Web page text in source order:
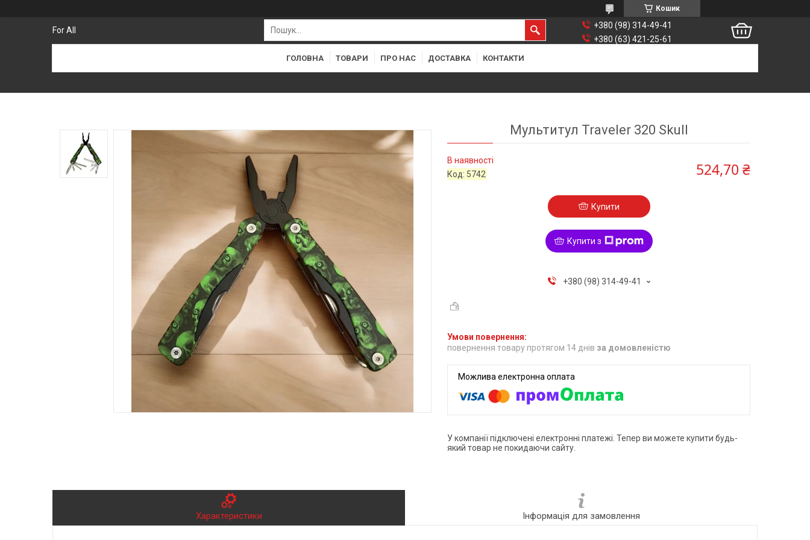
Кошик
For All
+380 (98) 314-49-41
+380 (63) 421-25-61
ГОЛОВНА ТОВАРИ ПРО НАС ДОСТАВКА КОНТАКТИ
Мультитул Traveler 320 Skull
В наявності
Код: 5742 524,70 ₴
Купити
Купити з
+380 (98) 314-49-41
повернення товару протягом 14 днів за домовленістю
У компанії підключені електронні платежі. Тепер ви можете купити будь-
який товар не покидаючи сайту.
Характеристики Інформація для замовлення